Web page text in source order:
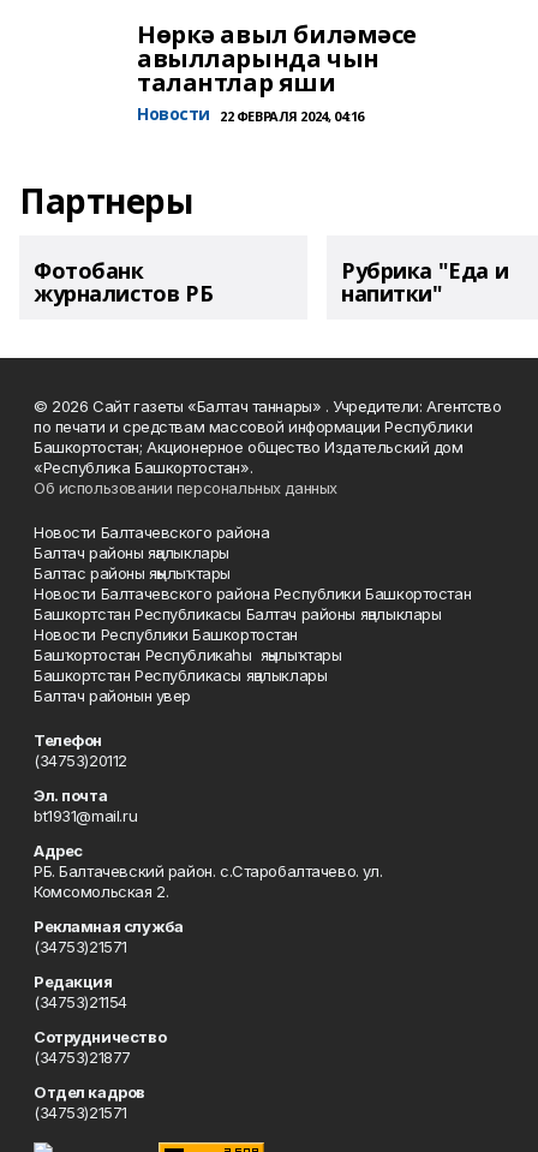
Нөркә авыл биләмәсе
авылларында чын
талантлар яши
Новости 22 ФЕВРАЛЯ 2024, 04:16
Партнеры
Фотобанк
журналистов РБ
Рубрика "Еда и
напитки"
© 2026 Сайт газеты «Балтач таннары» . Учредители: Агентство
по печати и средствам массовой информации Республики
Башкортостан; Акционерное общество Издательский дом
«Республика Башкортостан».
Об использовании персональных данных
Новости Балтачевского района
Балтач районы яңалыклары
Балтас районы яңылыҡтары
Новости Балтачевского района Республики Башкортостан
Башкортстан Республикасы Балтач районы яңалыклары
Новости Республики Башкортостан
Башҡортостан Республикаһы яңылыҡтары
Башкортстан Республикасы яңалыклары
Балтач районын увер
Телефон
(34753)20112
Эл. почта
bt1931@mail.ru
Адрес
РБ. Балтачевский район. с.Старобалтачево. ул.
Комсомольская 2.
Рекламная служба
(34753)21571
Редакция
(34753)21154
Сотрудничество
(34753)21877
Отдел кадров
(34753)21571